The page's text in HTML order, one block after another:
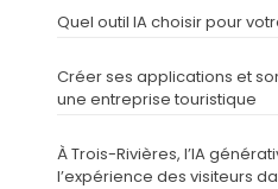
Quel outil IA choisir pour
Créer ses applications et
une entreprise touristique
À Trois-Rivières, l’IA
l’expérience des visiteurs